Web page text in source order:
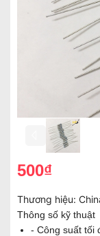
500₫
Thương hiệu:
Thông số kỹ thuật
- Công suất tối